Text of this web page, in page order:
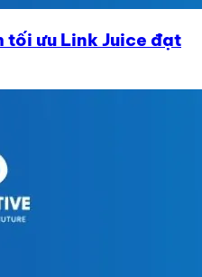
tối ưu Link Juice đạt